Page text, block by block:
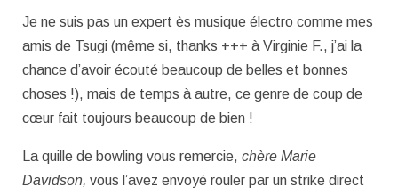
Je ne suis pas un expert ès musique électro comme mes
amis de Tsugi (même si, thanks +++ à Virginie F., j’ai la
chance d’avoir écouté beaucoup de belles et bonnes
choses !), mais de temps à autre, ce genre de coup de
cœur fait toujours beaucoup de bien !
La quille de bowling vous remercie, chère Marie
Davidson, vous l’avez envoyé rouler par un strike direct